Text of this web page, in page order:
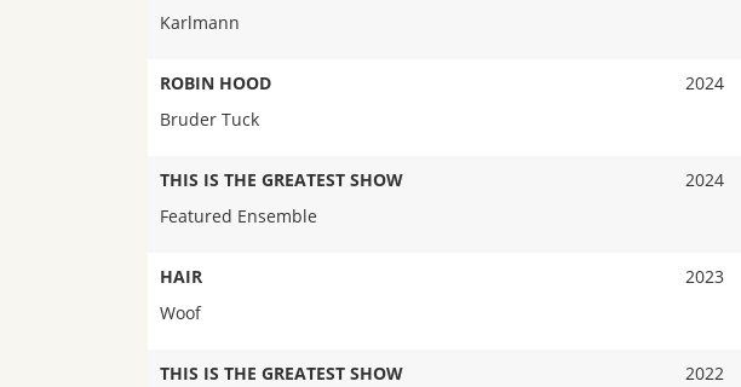
Karlmann
ROBIN HOOD
Bruder Tuck
2024
THIS IS THE GREATEST SHOW
Featured Ensemble
2024
HAIR
Woof
2023
THIS IS THE GREATEST SHOW
2022